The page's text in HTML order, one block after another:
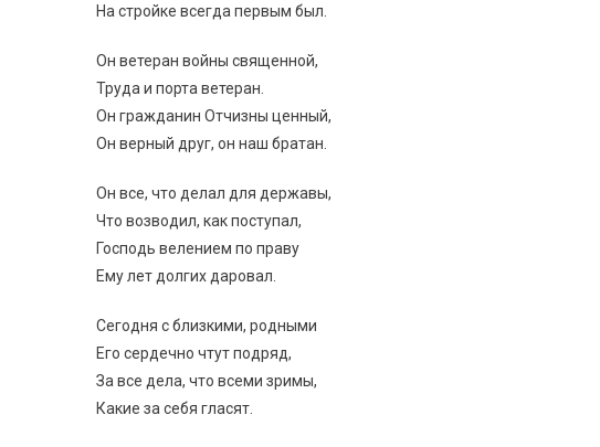
На стройке всегда первым был.
Он ветеран войны священной,
Труда и порта ветеран.
Он гражданин Отчизны ценный,
Он верный друг, он наш братан.
Он все, что делал для державы,
Что возводил, как поступал,
Господь велением по праву
Ему лет долгих даровал.
Сегодня с близкими, родными
Его сердечно чтут подряд,
За все дела, что всеми зримы,
Какие за себя гласят.